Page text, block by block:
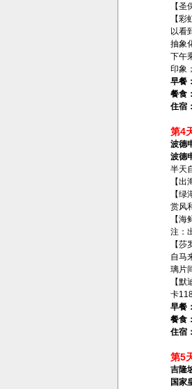
【
【
以看
抽象
下午
印象
早餐
餐食
住宿
第4
波德
波德
半天
【
【
赏风
【
注：
【
自马
璃片
【
卡
早餐
餐食
住宿
第5
吉隆
国家